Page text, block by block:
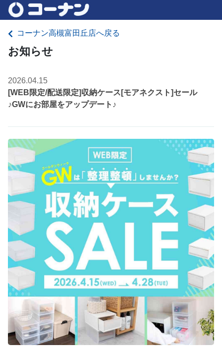
コーナン高槻富田丘店へ戻る
お知らせ
2026.04.15
[WEB限定/配送限定]収納ケース[モアネクスト]セール
♪GWにお部屋をアップデート♪